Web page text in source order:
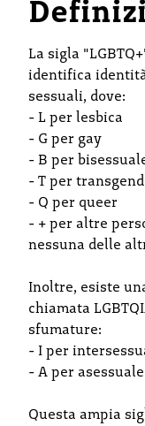
La sigla
identifica
sessuali, dove:
- L per lesbica
- G per gay
- B per
- T per
- Q per queer
- + per altre
nessuna delle
Inoltre, esiste
chiamata
sfumature:
- I per
- A per
Questa ampia